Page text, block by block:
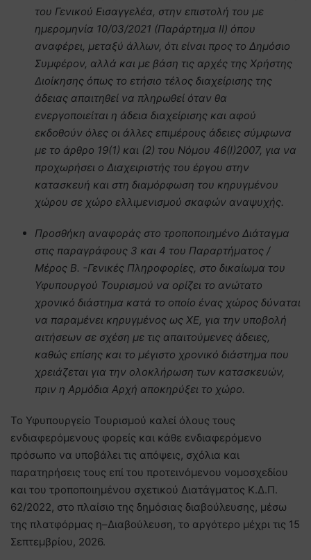
του Γενικού Εισαγγελέα, στην επιστολή του με
ημερομηνία 10/03/2021 (Παράρτημα ΙΙ) όπου
αναφέρει, μεταξύ άλλων, ότι είναι προς το Δημόσιο
Συμφέρον, αλλά και με βάση τις αρχές της Χρήστης
Διοίκησης όπως το ετήσιο τέλος διαχείρισης της
άδειας απαιτηθεί να πληρωθεί όταν θα
ενεργοποιείται η άδεια διαχείρισης και αφού
εκδοθούν όλες οι άλλες επιμέρους άδειες σύμφωνα
με το άρθρο 19(1) και (2) του Νόμου 46(Ι)2007, για να
προχωρήσει ο Διαχειριστής του έργου στην
κατασκευή και στη διαμόρφωση του κηρυγμένου
χώρου σε χώρο ελλιμενισμού σκαφών αναψυχής.
Προσθήκη αναφοράς στο τροποποιημένο Διάταγμα
στις παραγράφους 3 και 4 του Παραρτήματος /
Μέρος Β. -Γενικές Πληροφορίες, στο δικαίωμα του
Υφυπουργού Τουρισμού να ορίζει το ανώτατο
χρονικό διάστημα κατά το οποίο ένας χώρος δύναται
να παραμένει κηρυγμένος ως ΧΕ, για την υποβολή
αιτήσεων σε σχέση με τις απαιτούμενες άδειες,
καθώς επίσης και το μέγιστο χρονικό διάστημα που
χρειάζεται για την ολοκλήρωση των κατασκευών,
πριν η Αρμόδια Αρχή αποκηρύξει το χώρο.
Το Υφυπουργείο Τουρισμού καλεί όλους τους
ενδιαφερόμενους φορείς και κάθε ενδιαφερόμενο
πρόσωπο να υποβάλει τις απόψεις, σχόλια και
παρατηρήσεις τους επί του προτεινόμενου νομοσχεδίου
και του τροποποιημένου σχετικού Διατάγματος Κ.Δ.Π.
62/2022, στο πλαίσιο της δημόσιας διαβούλευσης, μέσω
της πλατφόρμας η–Διαβούλευση, το αργότερο μέχρι τις 15
Σεπτεμβρίου, 2026.